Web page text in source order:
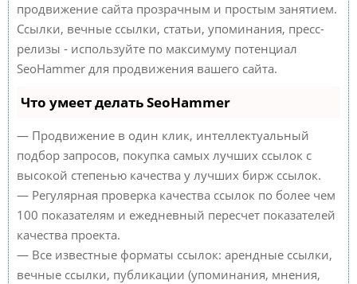
продвижение сайта прозрачным и простым занятием.
Ссылки, вечные ссылки, статьи, упоминания, пресс-
релизы - используйте по максимуму потенциал
SeoHammer для продвижения вашего сайта.
Что умеет делать SeoHammer
— Продвижение в один клик, интеллектуальный
подбор запросов, покупка самых лучших ссылок с
высокой степенью качества у лучших бирж ссылок.
— Регулярная проверка качества ссылок по более чем
100 показателям и ежедневный пересчет показателей
качества проекта.
— Все известные форматы ссылок: арендные ссылки,
вечные ссылки, публикации (упоминания, мнения,